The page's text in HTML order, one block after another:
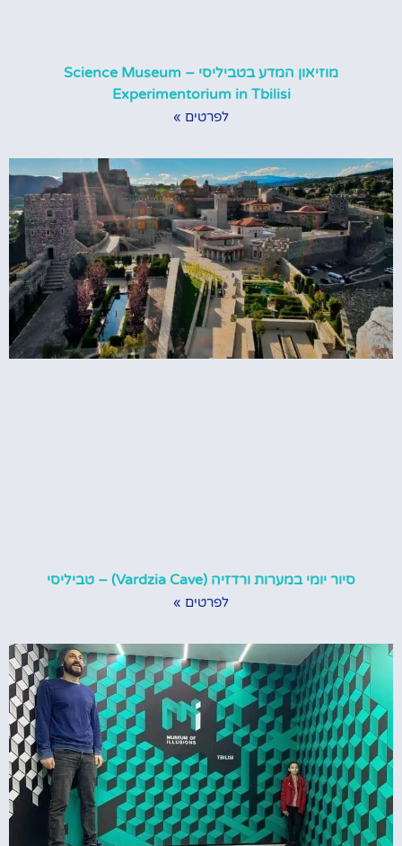
מוזיאון המדע בטביליסי – Science Museum
Experimentorium in Tbilisi
לפרטים »
סיור יומי במערות ורדזיה (Vardzia Cave) – טביליסי
לפרטים »